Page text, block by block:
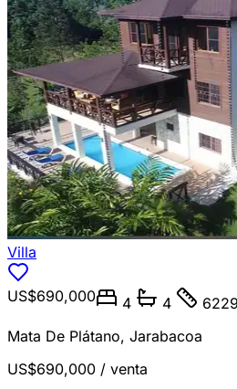
Villa
US$690,000 4 4
Mata De Plátano, Jarabacoa
US$690,000 / venta